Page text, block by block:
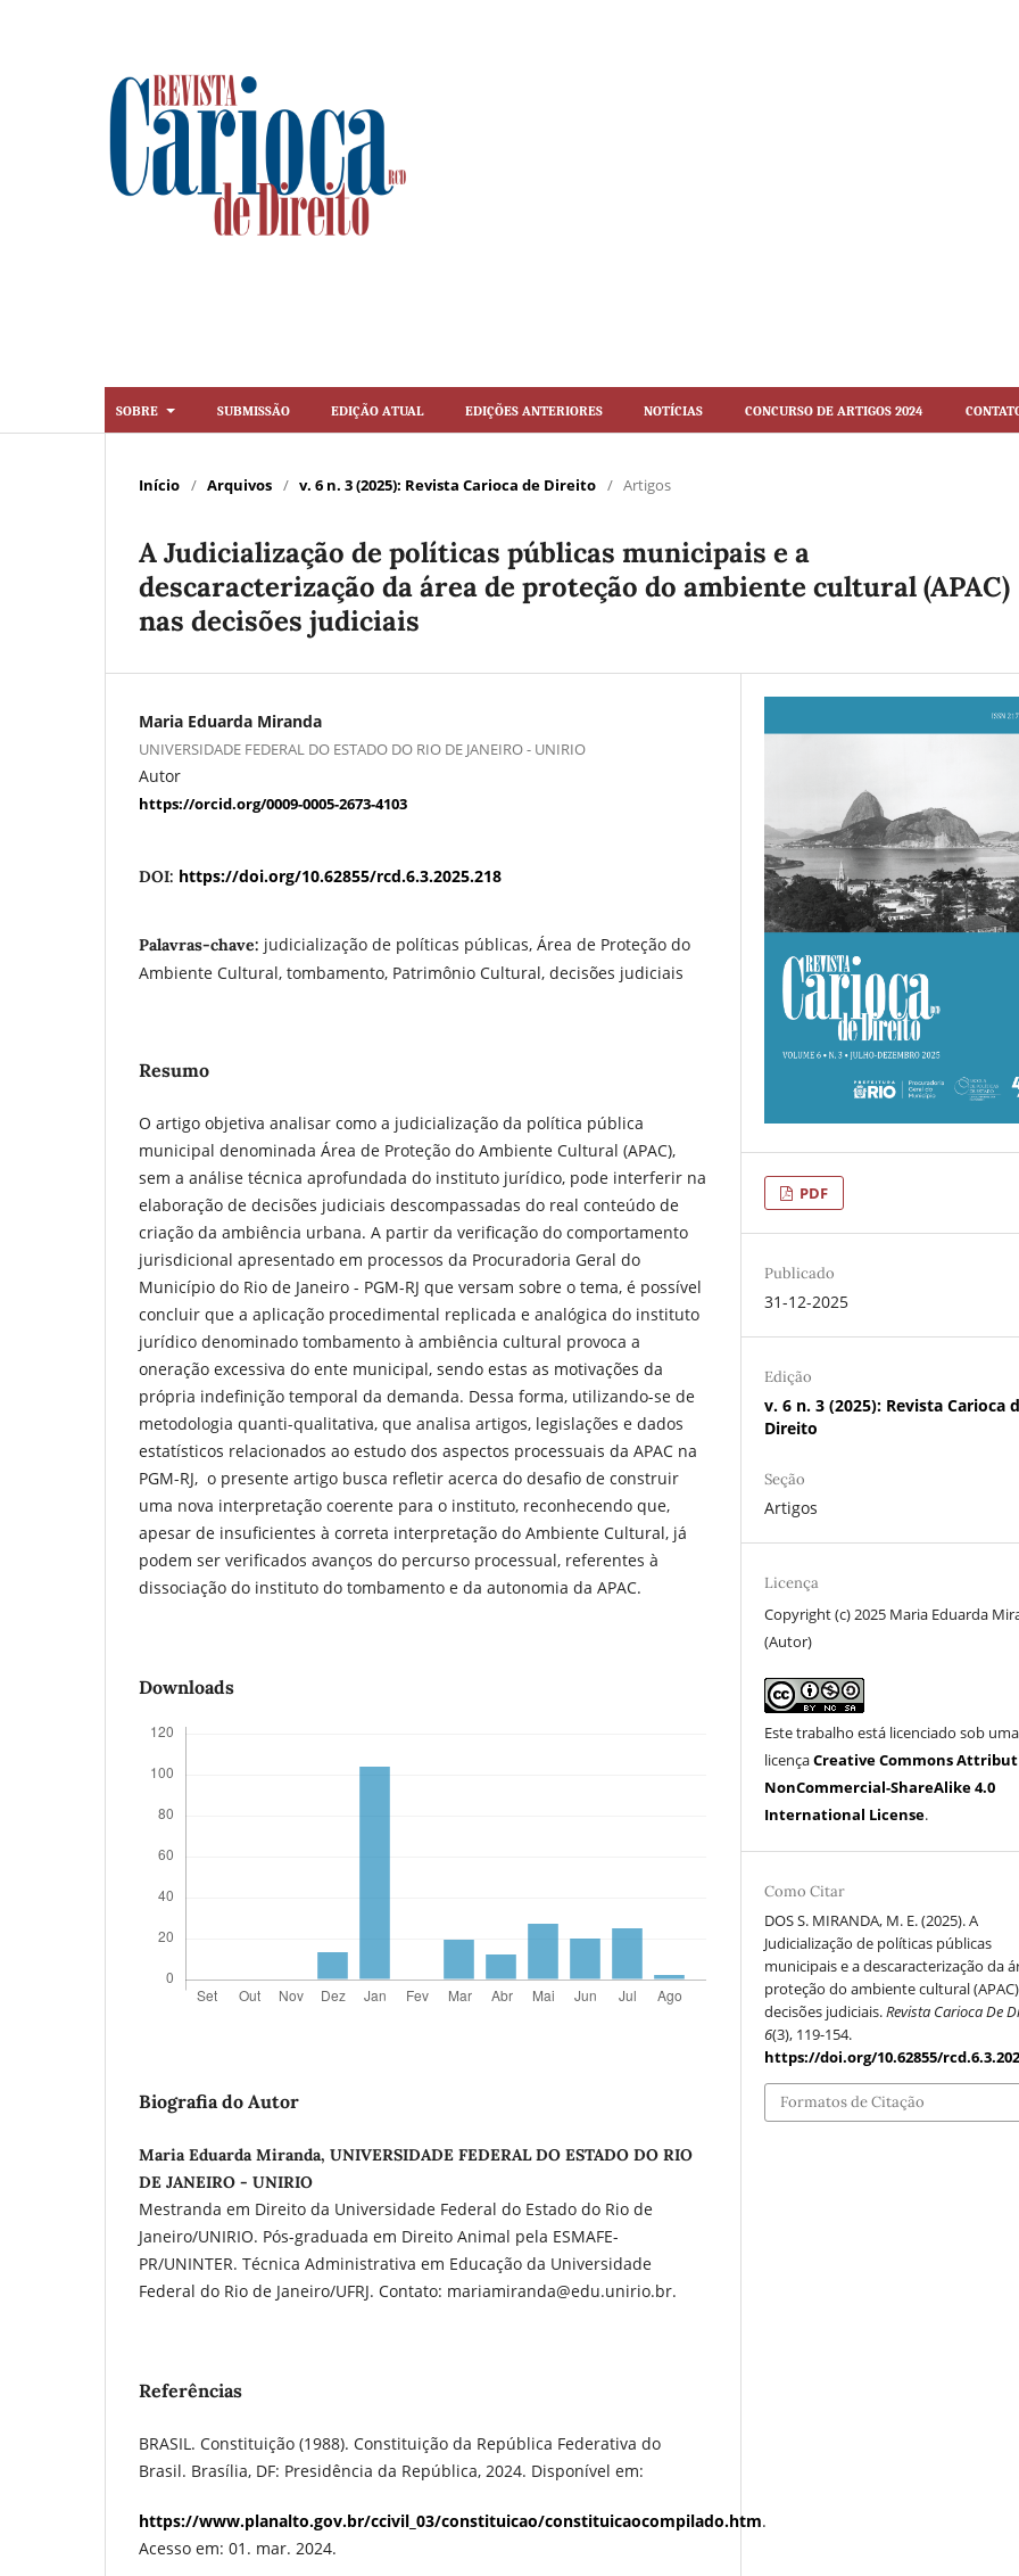
Sobre Submissão Edição Atual Edições Anteriores Notícias Concurso de artigos 2024
Início / Arquivos / v. 6 n. 3 (2025): Revista Carioca de Direito / Artigos
A Judicialização de políticas públicas municipais e a
descaracterização da área de proteção do ambiente cultural (APAC)
nas decisões judiciais
Maria Eduarda Miranda
UNIVERSIDADE FEDERAL DO ESTADO DO RIO DE JANEIRO - UNIRIO
Autor
https://orcid.org/0009-0005-2673-4103
DOI: https://doi.org/10.62855/rcd.6.3.2025.218
Palavras-chave: judicialização de políticas públicas, Área de Proteção do
Ambiente Cultural, tombamento, Patrimônio Cultural, decisões judiciais
Resumo
O artigo objetiva analisar como a judicialização da política pública
municipal denominada Área de Proteção do Ambiente Cultural (APAC),
sem a análise técnica aprofundada do instituto jurídico, pode interferir na
elaboração de decisões judiciais descompassadas do real conteúdo de
criação da ambiência urbana. A partir da verificação do comportamento
jurisdicional apresentado em processos da Procuradoria Geral do
Município do Rio de Janeiro - PGM-RJ que versam sobre o tema, é possível
concluir que a aplicação procedimental replicada e analógica do instituto
jurídico denominado tombamento à ambiência cultural provoca a
oneração excessiva do ente municipal, sendo estas as motivações da
própria indefinição temporal da demanda. Dessa forma, utilizando-se de
metodologia quanti-qualitativa, que analisa artigos, legislações e dados
estatísticos relacionados ao estudo dos aspectos processuais da APAC na
PGM-RJ, o presente artigo busca refletir acerca do desafio de construir
uma nova interpretação coerente para o instituto, reconhecendo que,
apesar de insuficientes à correta interpretação do Ambiente Cultural, já
podem ser verificados avanços do percurso processual, referentes à
dissociação do instituto do tombamento e da autonomia da APAC.
Downloads
Biografia do Autor
Maria Eduarda Miranda, UNIVERSIDADE FEDERAL DO ESTADO DO RIO
DE JANEIRO - UNIRIO
Mestranda em Direito da Universidade Federal do Estado do Rio de
Janeiro/UNIRIO. Pós-graduada em Direito Animal pela ESMAFE-
PR/UNINTER. Técnica Administrativa em Educação da Universidade
Federal do Rio de Janeiro/UFRJ. Contato: mariamiranda@edu.unirio.br.
Referências
BRASIL. Constituição (1988). Constituição da República Federativa do
Brasil. Brasília, DF: Presidência da República, 2024. Disponível em:
https://www.planalto.gov.br/ccivil_03/constituicao/constituicaocompilado.htm.
Acesso em: 01. mar. 2024.
PDF
Publicado
31-12-2025
Edição
v. 6 n. 3 (2025): Revista Carioca
Direito
Seção
Artigos
Licença
Copyright (c) 2025 Maria Eduarda
(Autor)
Este trabalho está licenciado sob uma
licençaCreative Commons
NonCommercial-ShareAlike 4.0
International License.
Como Citar
DOS S. MIRANDA, M. E. (2025). A
Judicialização de políticas públicas
municipais e a descaracterização da
proteção do ambiente cultural
decisões judiciais.Revista Carioca De
6(3), 119-154.
https://doi.org/10.62855/
Formatos de Citação